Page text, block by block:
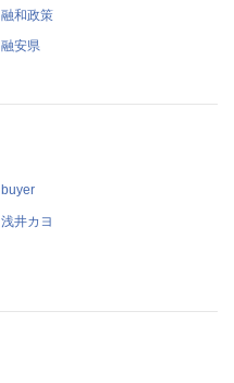
融和政策
融安県
buyer
浅井カヨ